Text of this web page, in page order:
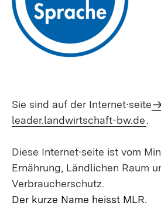
Sie sind auf der Internet∙seite
leader.landwirtschaft-bw.de.
Diese Internet∙seite ist vom
Ernährung, Ländlichen Raum
Verbraucherschutz.
Der kurze Name heisst MLR.